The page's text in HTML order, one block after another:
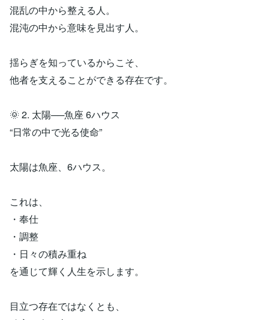
混乱の中から整える人。
混沌の中から意味を見出す人。
揺らぎを知っているからこそ、
他者を支えることができる存在です。
🌞 2. 太陽──魚座 6ハウス
“日常の中で光る使命”
太陽は魚座、6ハウス。
これは、
・奉仕
・調整
・日々の積み重ね
を通じて輝く人生を示します。
目立つ存在ではなくとも、